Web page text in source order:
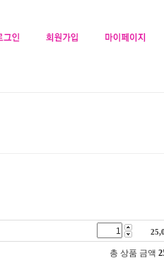
총 상품 금액